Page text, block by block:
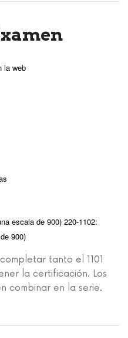
la web
escala de 900) 220-1102:
900)
tanto el 1101
la certificación. Los
combinar en la serie.